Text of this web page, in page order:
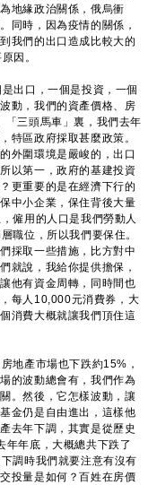
地緣政治關係，俄烏衝
同時，因為疫情的關係，
我們的出口造成比較大的
因。
出口，一個是投資，一個
動，我們的資產價格、房
「三頭馬車」裏，我們去年
特區政府採取甚麼政策。
外圍環境是嚴峻的，出口
以第一，政府的基建投資
更重要的是在經濟下行的
中小企業，保住背後大量
僱用的人口是我們勞動人
職位，所以我們要保住。
採取一些措施，比方對中
就說，我給你提供擔保，
他有資金周轉，同時間也
每人10,000元消費券，大
消費大概就讓我們頂住這
產市場也下跌約15%，
的波動總會有，我們作為
。然後，它怎樣波動，讓
金仍是自由進出，這樣他
去年下調，其實是從歷史
年年底，大概總共下跌了
調時我們就要注意有沒有
投量是如何？百姓在房價